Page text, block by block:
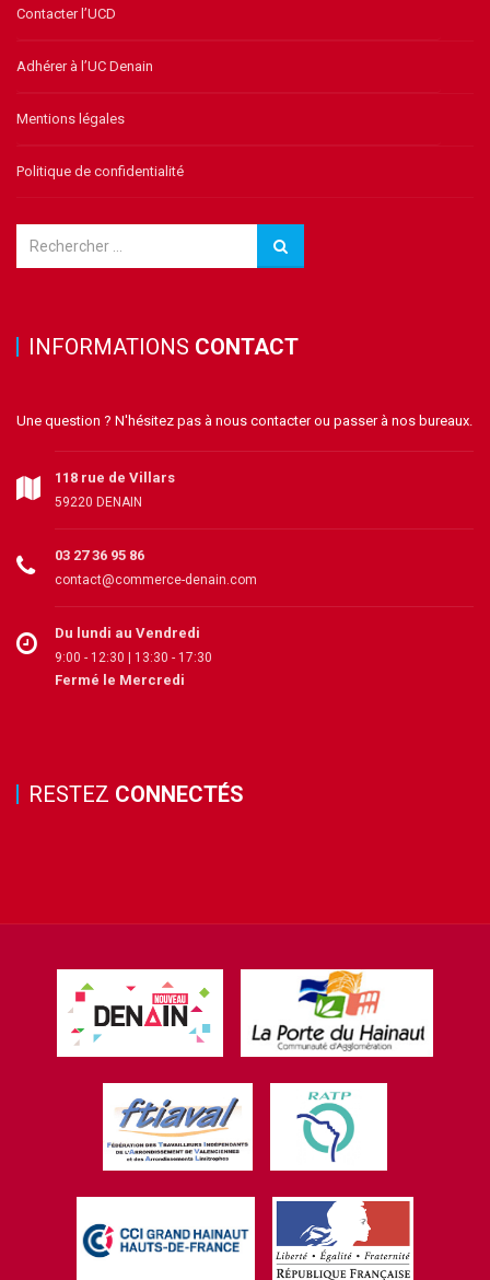
Contacter l’UCD
Adhérer à l’UC Denain
Mentions légales
Politique de confidentialité
INFORMATIONS CONTACT
Une question ? N'hésitez pas à nous contacter ou passer à nos bureaux.
118 rue de Villars
59220 DENAIN
03 27 36 95 86
contact@commerce-denain.com
Du lundi au Vendredi
9:00 - 12:30 | 13:30 - 17:30
Fermé le Mercredi
RESTEZ CONNECTÉS